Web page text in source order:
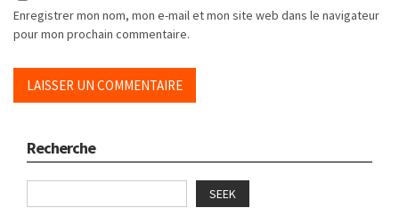
Enregistrer mon nom, mon e-mail et mon site web dans le navigateur
pour mon prochain commentaire.
Recherche
SEEK